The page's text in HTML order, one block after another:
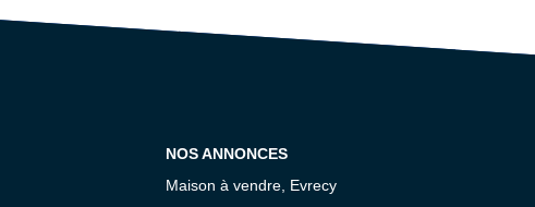
NOS ANNONCES
Maison à vendre, Evrecy